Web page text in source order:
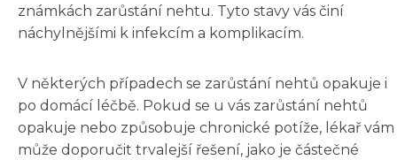
známkách zarůstání nehtu. Tyto stavy vás činí
náchylnějšími k infekcím a komplikacím.
V některých případech se zarůstání nehtů opakuje i
po domácí léčbě. Pokud se u vás zarůstání nehtů
opakuje nebo způsobuje chronické potíže, lékař vám
může doporučit trvalejší řešení, jako je částečné